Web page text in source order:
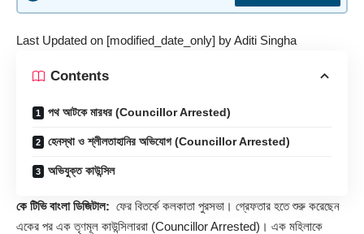
Last Updated on [modified_date_only] byAditi Singha
Contents
পথ আটকে মারধর (Councillor Arrested)
হেনস্থা ও শ্লীলতাহানির অভিযোগ (Councillor Arrested)
অভিযুক্ত কাউন্সিল
কে টিভি বাংলা ডিজিটাল: ফের বিতর্কে কলকাতা পুরসভা। গ্রেফতার হতে শুরু করেছেন
একের পর এক তৃণমূল কাউন্সিলাররা (Councillor Arrested)। এক মহিলাকে